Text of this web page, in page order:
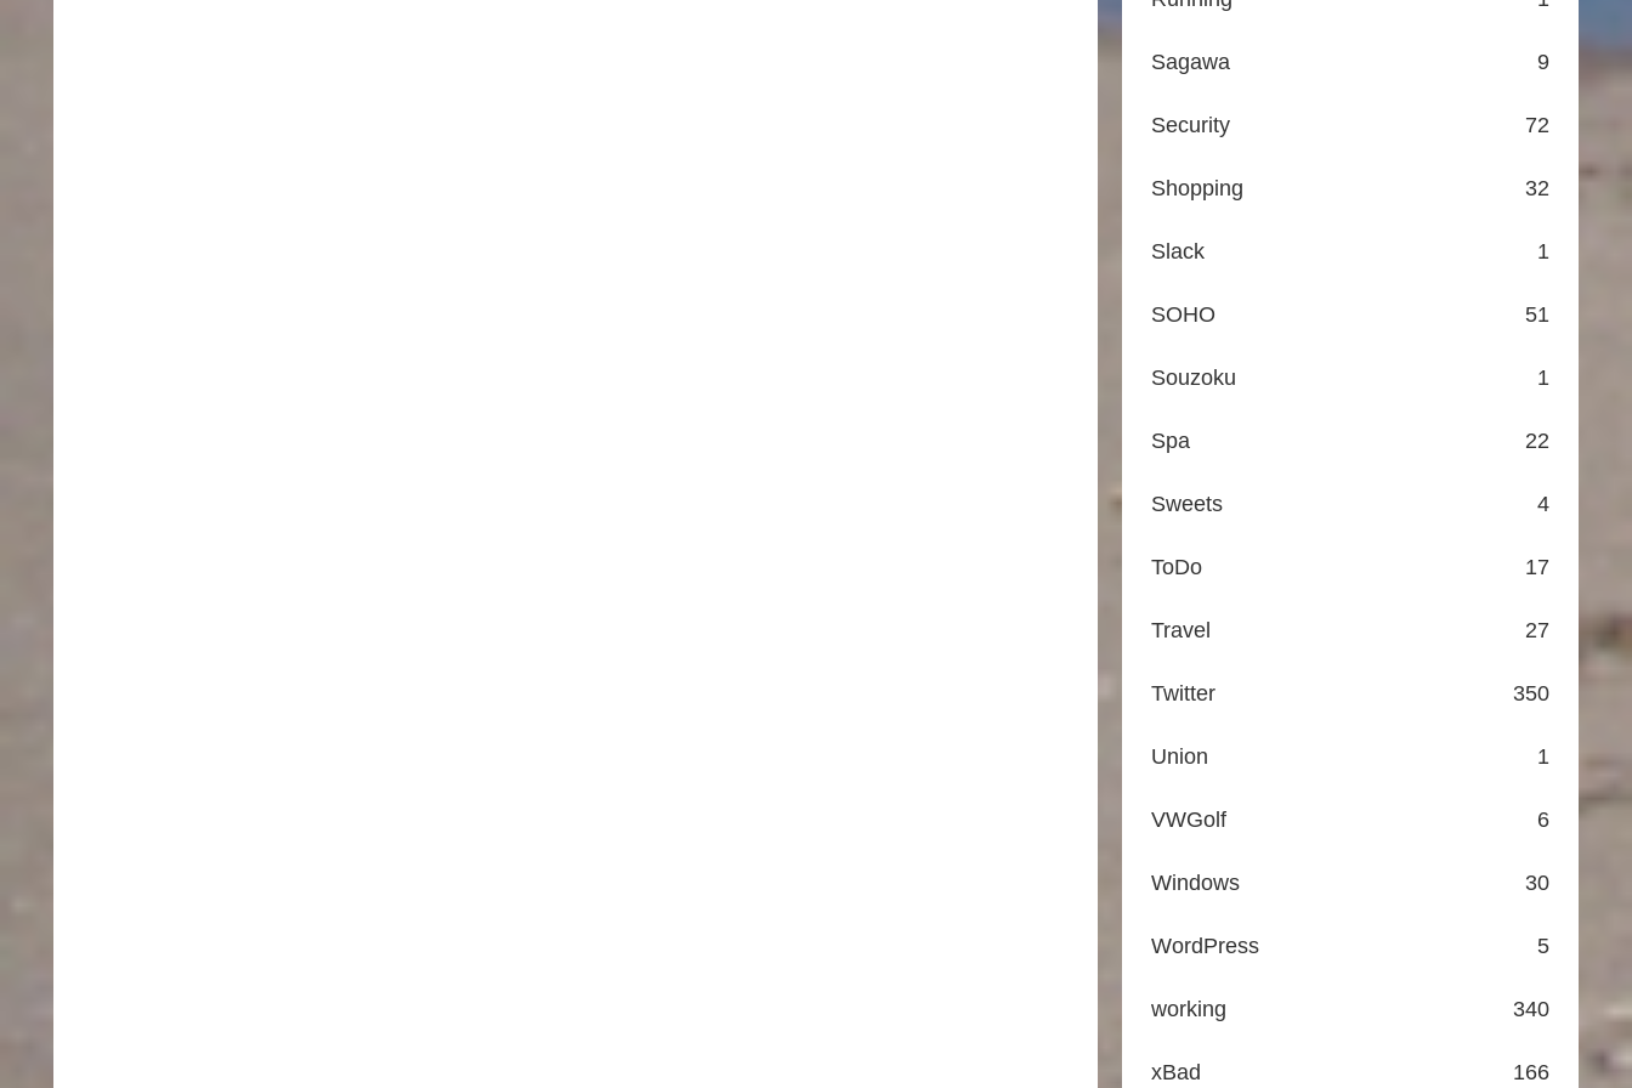
Sagawa 9
Security 72
Shopping 32
Slack 1
SOHO 51
Souzoku 1
Spa 22
Sweets 4
ToDo 17
Travel 27
Twitter 350
Union 1
VWGolf 6
Windows 30
WordPress 5
working 340
xBad 166